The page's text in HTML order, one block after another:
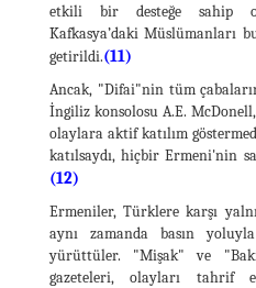
etkili bir desteğe sahip
Kafkasya’daki Müslümanları
getirildi.(11)
Ancak, "Difai"nin tüm
İngiliz konsolosu A.E.
olaylara aktif katılım
katılsaydı, hiçbir Ermeni'nin
(12)
Ermeniler, Türklere karşı
aynı zamanda basın
yürüttüler. "Mişak" ve
gazeteleri, olayları tahrif